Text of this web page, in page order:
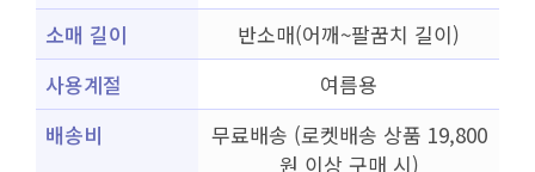
소매 길이
반소매(어깨~팔꿈치 길이)
사용계절
여름용
배송비
무료배송 (로켓배송 상품 19,800
원 이상 구매 시)